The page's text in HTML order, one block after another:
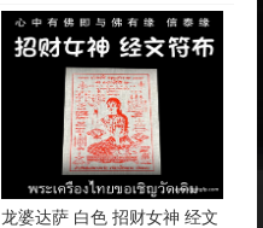
龙婆达萨 白色 招财女神 经文